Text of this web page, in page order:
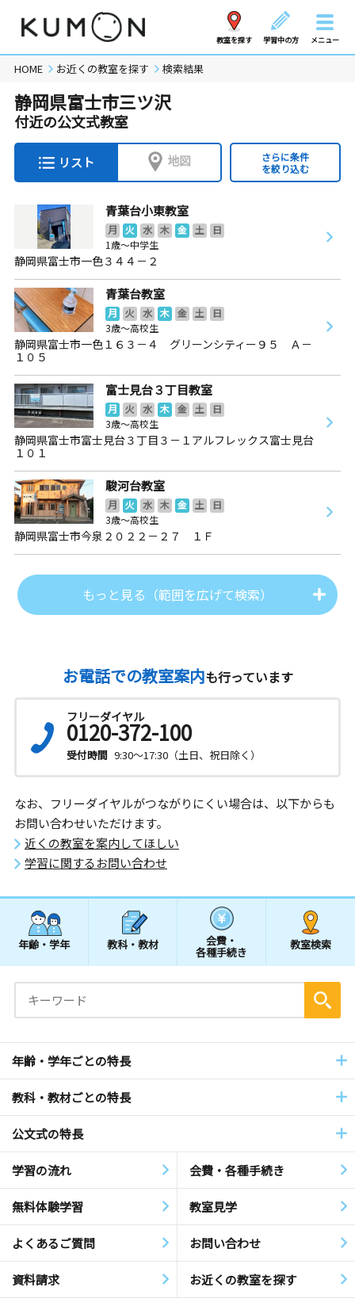
教室を探す 学習中の方 メニュー
HOME お近くの教室を探す 検索結果
静岡県富士市三ツ沢
付近の公文式教室
リスト 地図
さらに条件
を絞り込む
青葉台小東教室
月 火 水 木 金 土
日
1歳～中学生
静岡県富士市一色３４４－２
青葉台教室
月 火 水 木 金 土
日
3歳～高校生
静岡県富士市一色１６３－４ グリーンシティー９５ Ａ－
１０５
富士見台３丁目教室
月 火 水 木 金 土
日
3歳～高校生
静岡県富士市富士見台３丁目３－１アルフレックス富士見台
１０１
駿河台教室
月 火 水 木 金 土
日
3歳～高校生
静岡県富士市今泉２０２２－２７ １Ｆ
もっと見る（範囲を広げて検索）
お電話での教室案内も行っています
フリーダイヤル
0120-372-100
受付時間 9:30～17:30（土日、祝日除く）
なお、フリーダイヤルがつながりにくい場合は、以下からも
お問い合わせいただけます。
近くの教室を案内してほしい
学習に関するお問い合わせ
年齢・学年 教科・教材 会費・
各種手続き
教室検索
年齢・学年ごとの特長
教科・教材ごとの特長
公文式の特長
学習の流れ 会費・各種手続き
無料体験学習 教室見学
よくあるご質問 お問い合わせ
資料請求 お近くの教室を探す